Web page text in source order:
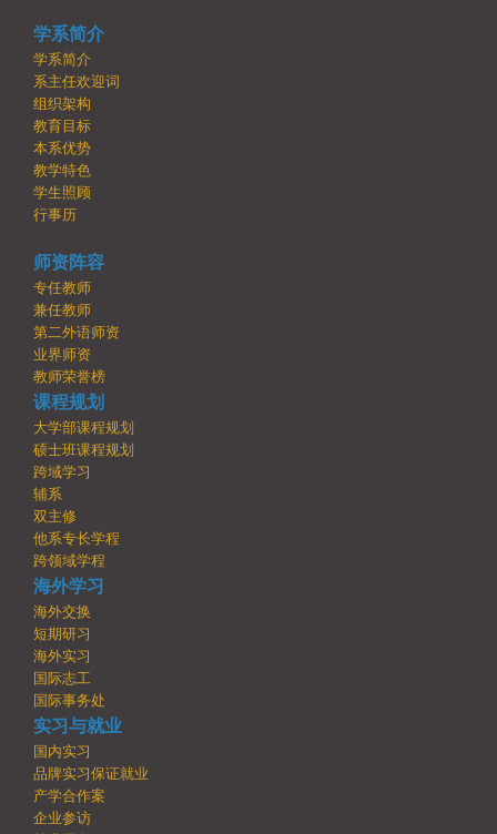
学系简介
学系简介
系主任欢迎词
组织架构
教育目标
本系优势
教学特色
学生照顾
行事历
师资阵容
专任教师
兼任教师
第二外语师资
业界师资
教师荣誉榜
课程规划
大学部课程规划
硕士班课程规划
跨域学习
辅系
双主修
他系专长学程
跨领域学程
海外学习
海外交换
短期研习
海外实习
国际志工
国际事务处
实习与就业
国内实习
品牌实习保证就业
产学合作案
企业参访